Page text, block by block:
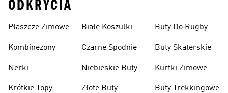
ODKRYCIA
Płaszcze Zimowe
Kombinezony
Nerki
Krótkie Topy
Białe Koszulki
Czarne Spodnie
Niebieskie Buty
Złote Buty
Buty Do Rugby
Buty Skaterskie
Kurtki Zimowe
Buty Trekkingowe